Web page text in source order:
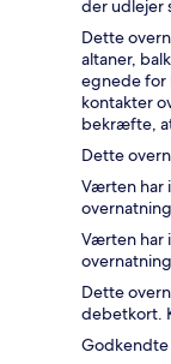
der udlejer
Dette
altaner,
egnede for
kontakter
bekræfte,
Dette
Værten har
Værten har
Dette
debetkort.